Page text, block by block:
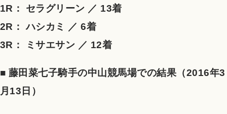
1R： セラグリーン ／ 13着
2R： ハシカミ ／ 6着
3R： ミサエサン ／ 12着
■ 藤田菜七子騎手の中山競馬場での結果（2016年3
月13日）